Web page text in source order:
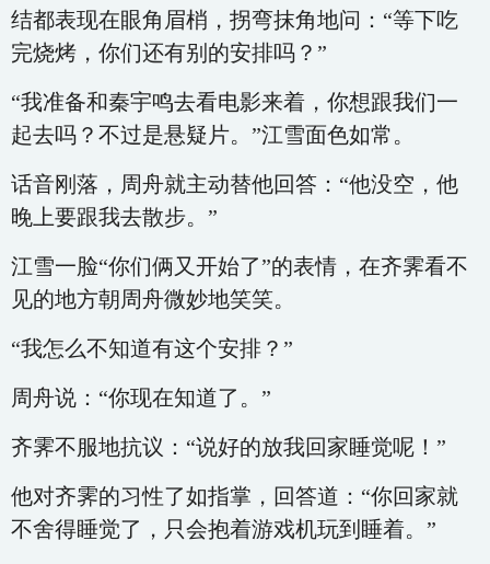
结都表现在眼角眉梢，拐弯抹角地问：“等下吃
完烧烤，你们还有别的安排吗？”
“我准备和秦宇鸣去看电影来着，你想跟我们一
起去吗？不过是悬疑片。”江雪面色如常。
话音刚落，周舟就主动替他回答：“他没空，他
晚上要跟我去散步。”
江雪一脸“你们俩又开始了”的表情，在齐霁看不
见的地方朝周舟微妙地笑笑。
“我怎么不知道有这个安排？”
周舟说：“你现在知道了。”
齐霁不服地抗议：“说好的放我回家睡觉呢！”
他对齐霁的习性了如指掌，回答道：“你回家就
不舍得睡觉了，只会抱着游戏机玩到睡着。”